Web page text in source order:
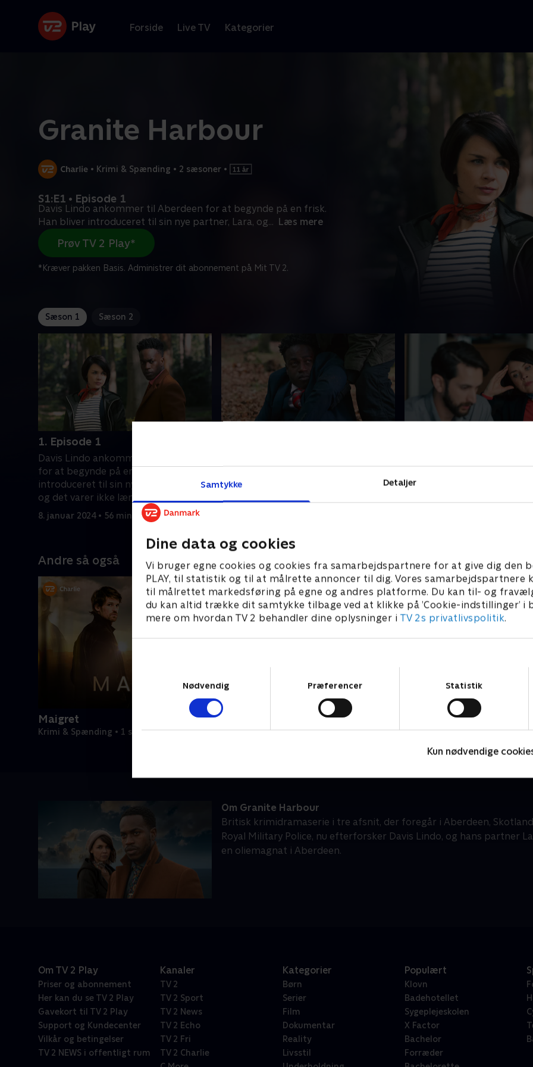
Samtykke Detaljer
Dine data og cookies
Vi bruger egne cookies og cookies fra samarbejdspartnere for at give dig den
PLAY, til statistik og til at målrette annoncer til dig. Vores samarbejdspartnere
til målrettet markedsføring på egne og andres platforme. Du kan til- og
du kan altid trække dit samtykke tilbage ved at klikke på ’Cookie-indstillinger’ i
mere om hvordan TV 2 behandler dine oplysninger i TV 2s privatlivspolitik.
Nødvendig
Præferencer Statistik
Kun nødvendige
Forside Live TV Kategorier
Granite Harbour
• Krimi & Spænding • 2 sæsoner •
S1:E1 • Episode 1
Davis Lindo ankommer til Aberdeen for at begynde på en frisk.
Han bliver introduceret til sin nye partner, Lara, og... Læs mere
Prøv TV 2 Play*
*Kræver pakken Basis. Administrer dit abonnement på Mit TV 2.
Sæson 1 Sæson 2
1. Episode 1
Davis Lindo ankommer til Aberdeen
for at begynde på en frisk. Han bliver
introduceret til sin nye partner, Lara,
og det varer ikke længe, før teamet
får en sag.
8. januar 2024 • 56 min
eller chaufføren. Et overraskende
besøg på stationen fører til en højt
blevet sat af teamet, har
Andre så også
Maigret
Krimi & Spænding • 1 sæsoner
Mystiske mord
Krimi & Spænding • 3 sæsoner
Om Granite Harbour
Britisk krimidramaserie i tre afsnit, der foregår i Aberdeen,
Royal Military Police, nu efterforsker Davis Lindo, og hans partner
en oliemagnat i Aberdeen.
Om TV 2 Play
Priser og abonnement
Her kan du se TV 2 Play
Gavekort til TV 2 Play
Support og Kundecenter
Vilkår og betingelser
TV 2 NEWS i offentligt rum
Kanaler
TV 2
TV 2 Sport
TV 2 News
TV 2 Echo
TV 2 Fri
TV 2 Charlie
Kategorier
Børn
Serier
Film
Dokumentar
Reality
Livsstil
Populært
Klovn
Badehotellet
Sygeplejeskolen
X Factor
Bachelor
Forræder